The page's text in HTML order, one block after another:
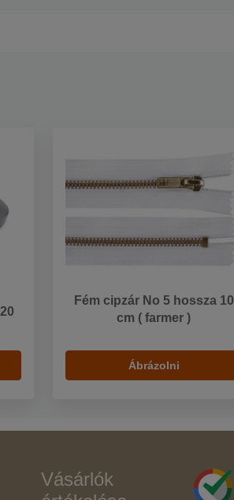
Fém cipzár No 5 hossza 10
cm ( farmer )
Ábrázolni
Vásárlók